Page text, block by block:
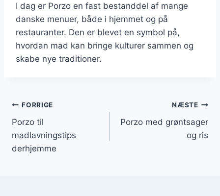
I dag er Porzo en fast bestanddel af mange
danske menuer, både i hjemmet og på
restauranter. Den er blevet en symbol på,
hvordan mad kan bringe kulturer sammen og
skabe nye traditioner.
Indlægsnavigation
FORRIGE
Porzo til
madlavningstips
derhjemme
NÆSTE
Porzo med grøntsager
og ris